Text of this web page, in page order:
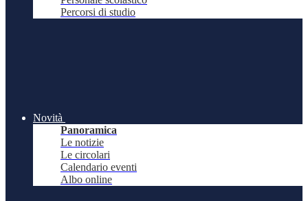
Percorsi di studio
Novità
Panoramica
Le notizie
Le circolari
Calendario eventi
Albo online